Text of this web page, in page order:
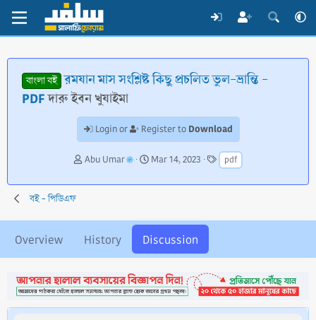
বাংলা বই রমযান মাস সংশ্লিষ্ট কিছু প্রচলিত ভুল-ভ্রান্তি -
PDFদারু ইবন খুযাইমা
Login or Register to Download
T
r
d
s
r
t
e
Abu Umar
S
a
d
a
t
Mar 14, 2023
T
a
g
pdf
বই - পিডিএফ
Overview History Discussion